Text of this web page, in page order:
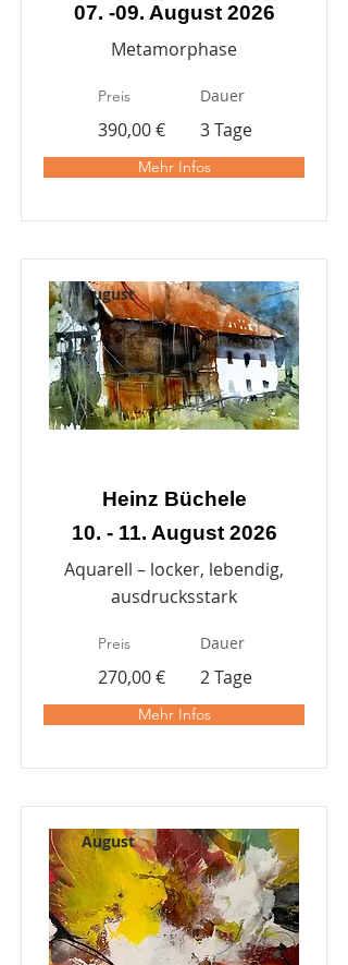
07. -09. August 2026
Metamorphase
Preis Dauer
390,00 € 3 Tage
Mehr Infos
August
Heinz Büchele
10. - 11. August 2026
Aquarell – locker, lebendig,
ausdrucksstark
Preis Dauer
270,00 € 2 Tage
Mehr Infos
August